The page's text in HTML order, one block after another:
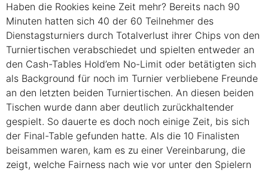
Haben die Rookies keine Zeit mehr? Bereits nach 90
Minuten hatten sich 40 der 60 Teilnehmer des
Dienstagsturniers durch Totalverlust ihrer Chips von den
Turniertischen verabschiedet und spielten entweder an
den Cash-Tables Hold’em No-Limit oder betätigten sich
als Background für noch im Turnier verbliebene Freunde
an den letzten beiden Turniertischen. An diesen beiden
Tischen wurde dann aber deutlich zurückhaltender
gespielt. So dauerte es doch noch einige Zeit, bis sich
der Final-Table gefunden hatte. Als die 10 Finalisten
beisammen waren, kam es zu einer Vereinbarung, die
zeigt, welche Fairness nach wie vor unter den Spielern